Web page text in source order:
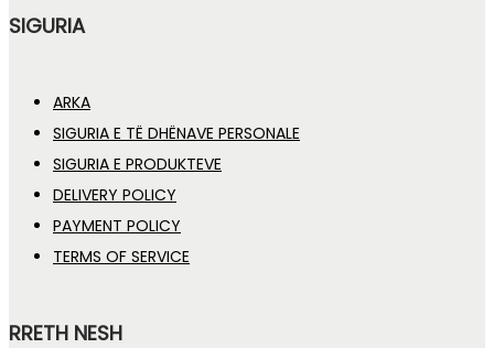
SIGURIA
ARKA
SIGURIA E TË DHËNAVE PERSONALE
SIGURIA E PRODUKTEVE
DELIVERY POLICY
PAYMENT POLICY
TERMS OF SERVICE
RRETH NESH